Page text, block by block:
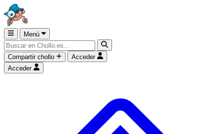
Menú
Compartir chollo
Acceder
Acceder